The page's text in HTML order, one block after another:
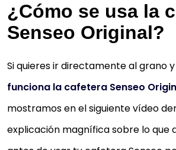
¿Cómo se usa la
Senseo Original?
Si quieres ir directamente al grano
funciona la cafetera Senseo
mostramos en el siguiente vídeo
explicación magnífica sobre lo que